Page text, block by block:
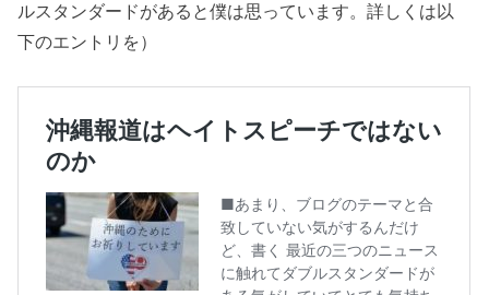
ルスタンダードがあると僕は思っています。詳しくは以
下のエントリを）